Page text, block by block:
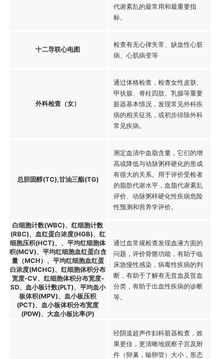
代谢紊乱的最常用和最重要指
标。
十二导联心电图
检查有无心律失常、缺血性心脏
病、心肌病变等
外科检查（女）
通过体格检查，检查女性皮肤、
甲状腺、脊柱四肢、乳腺等重要
脏器基本情况，发现常见外科疾
病的相关征兆，或初步排除外科
常见疾病。
总胆固醇(TC),甘油三酯(TG)
测定血清中血脂含量，它们的增
高或降低与动脉粥样硬化的形成
有很大的关系。用于评价受检者
的脂肪代谢水平，血脂代谢紊乱
评价、动脉粥样硬化性疾病危险
性预测和营养学评价。
白细胞计数(WBC)、红细胞计数
(RBC)、血红蛋白浓度(HGB)、红
细胞压积(HCT)、、平均红细胞体
积(MCV)、平均红细胞血红蛋白含
量（MCH）、平均红细胞血红蛋
白浓度(MCHC)、红细胞体积分布
宽度-CV、红细胞体积分布宽度-
SD、血小板计数(PLT)、平均血小
板体积(MPV)、血小板压积
(PCT)、血小板体积分布宽度
(PDW)、大血小板比率(P)
通过血常规检查发现血液方面的
问题，评价骨骼功能，有助于临
床急慢性感染，病毒性疾病的判
断，有助于了解有无贫血及贫血
分类，有助于出血性疾病的诊断
等。
经阴道超声作妇科脏器检查，效
果更佳，更清晰地观察子宫及附
件（卵巢，输卵管）大小，形态